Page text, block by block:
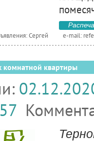
Сергей e-mail:
комнатной квартиры